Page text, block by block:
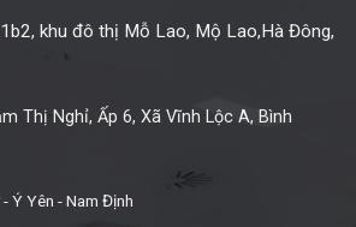
khu đô thị Mỗ Lao, Mộ Lao,Hà Đông,
Thị Nghỉ, Ấp 6, Xã Vĩnh Lộc A, Bình
Ý Yên - Nam Định